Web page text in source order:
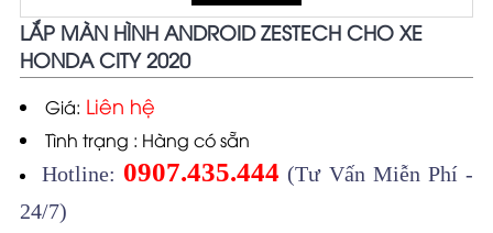
LẮP MÀN HÌNH ANDROID ZESTECH CHO XE
HONDA CITY 2020
Giá: Liên hệ
Tình trạng : Hàng có sẵn
Hotline: 0907.435.444 (Tư Vấn Miễn Phí -
24/7)